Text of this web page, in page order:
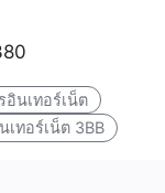
อินเทอร์เน็ต
เทอร์เน็ต 3BB